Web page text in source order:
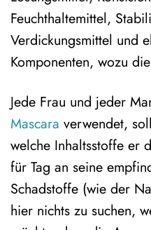
Feuchthaltemittel,
Verdickungsmittel und
Komponenten, wozu
Jede Frau und jeder
Mascara verwendet,
welche Inhaltsstoffe er
für Tag an seine
Schadstoffe (wie der
hier nichts zu suchen,